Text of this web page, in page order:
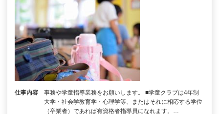
仕事内容
事務や学童指導業務をお願いします。 ■学童クラブは4年制
大学・社会学教育学・心理学等、またはそれに相応する学位
（卒業者）であれば有資格者指導員になれます。…